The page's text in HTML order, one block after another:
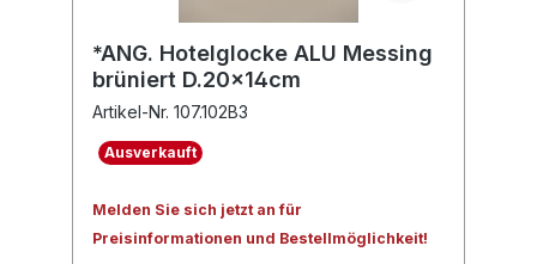
*ANG. Hotelglocke ALU Messing
brüniert D.20x14cm
Artikel-Nr. 107.102B3
Ausverkauft
Melden Sie sich jetzt an für
Preisinformationen und Bestellmöglichkeit!